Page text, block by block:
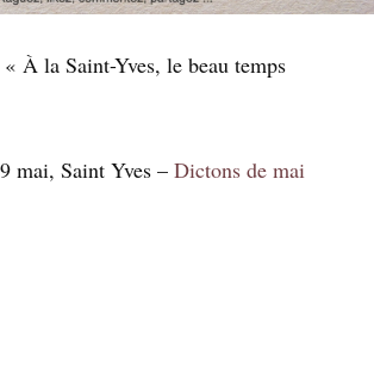
À la Saint-Yves, le beau temps
mai, Saint Yves – Dictons de mai